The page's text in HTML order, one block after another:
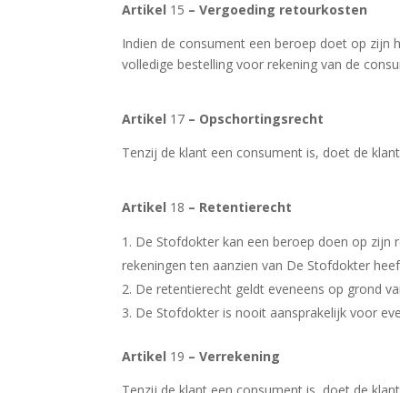
Artikel 15 – Vergoeding retourkosten
Indien de consument een beroep doet op zijn
volledige bestelling voor rekening van de
Artikel 17 – Opschortingsrecht
Tenzij de klant een consument is, doet de
Artikel 18 – Retentierecht
De Stofdokter kan een beroep doen op zijn
rekeningen ten aanzien van De Stofdokter
De retentierecht geldt eveneens op grond
De Stofdokter is nooit aansprakelijk voor
Artikel 19 – Verrekening